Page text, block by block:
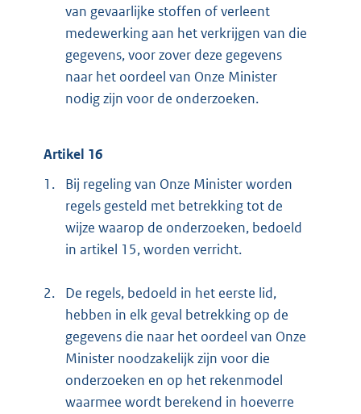
van gevaarlijke stoffen of verleent
medewerking aan het verkrijgen van die
gegevens, voor zover deze gegevens
naar het oordeel van Onze Minister
nodig zijn voor de onderzoeken.
Artikel 16
1.
Bij regeling van Onze Minister worden
regels gesteld met betrekking tot de
wijze waarop de onderzoeken, bedoeld
in artikel 15, worden verricht.
2.
De regels, bedoeld in het eerste lid,
hebben in elk geval betrekking op de
gegevens die naar het oordeel van Onze
Minister noodzakelijk zijn voor die
onderzoeken en op het rekenmodel
waarmee wordt berekend in hoeverre